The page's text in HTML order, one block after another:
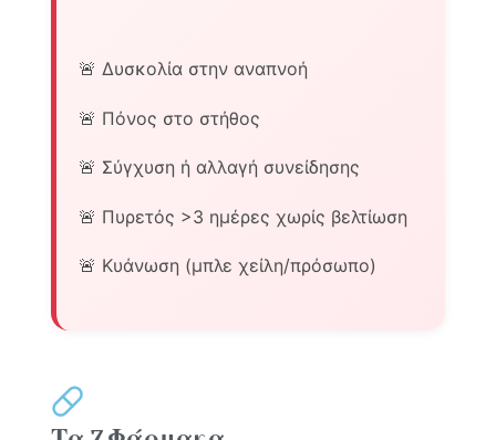
🚨 Δυσκολία στην αναπνοή
🚨 Πόνος στο στήθος
🚨 Σύγχυση ή αλλαγή συνείδησης
🚨 Πυρετός >3 ημέρες χωρίς βελτίωση
🚨 Κυάνωση (μπλε χείλη/πρόσωπο)